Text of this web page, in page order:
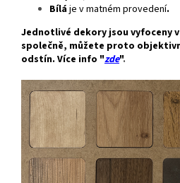
Bíláje v matném provedení.
Jednotlivé dekory jsou vyfoceny
společně, můžete proto
odstín. Více info "zde".